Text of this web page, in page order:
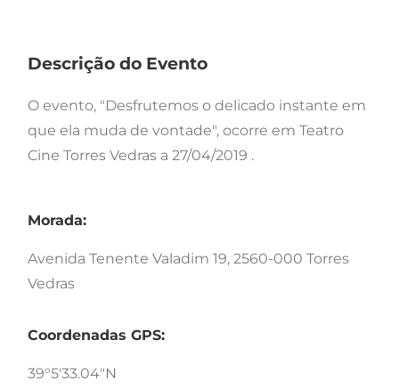
Descrição do Evento
O evento, "Desfrutemos o delicado instante em
que ela muda de vontade", ocorre em Teatro
Cine Torres Vedras a 27/04/2019 .
Morada:
Avenida Tenente Valadim 19, 2560-000 Torres
Vedras
Coordenadas GPS:
39°5'33.04"N